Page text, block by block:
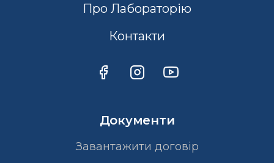
Про Лабораторію
Контакти
Документи
Завантажити договір